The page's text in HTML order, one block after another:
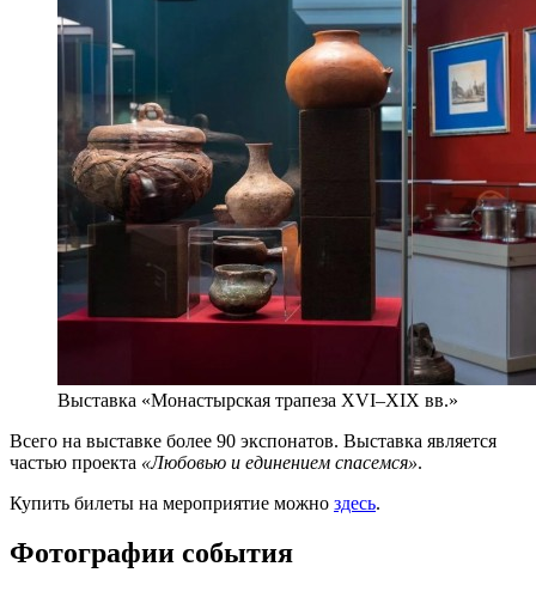
Выставка «Монастырская трапеза XVI–XIX вв.»
Всего на выставке более 90 экспонатов. Выставка является
частью проекта «Любовью и единением спасемся».
Купить билеты на мероприятие можно здесь.
Фотографии события